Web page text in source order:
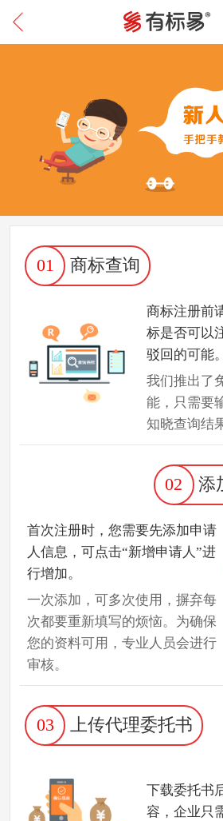
01 商标查询
商标注册前
标是否可以
驳回的可能。
我们推出了
能，只需要
知晓查询结
02 添
首次注册时，您需要先添加申请
人信息，可点击“新增申请人”进
行增加。
一次添加，可多次使用，摒弃每
次都要重新填写的烦恼。为确保
您的资料可用，专业人员会进行
审核。
03 上传代理委托书
下载委托书
容，企业只